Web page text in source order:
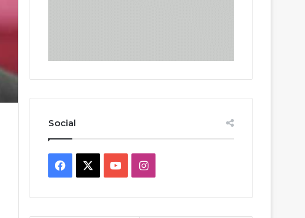
Social
Facebook YouTubeInstagram